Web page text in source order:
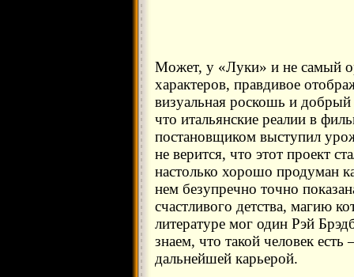
Может, у «Луки» и не самый
характеров, правдивое
визуальная роскошь и
что итальянские реалии в
постановщиком выступил
не верится, что этот проект
настолько хорошо продуман
нем безупречно точно
счастливого детства, магию
литературе мог один Рэй
знаем, что такой человек
дальнейшей карьерой.